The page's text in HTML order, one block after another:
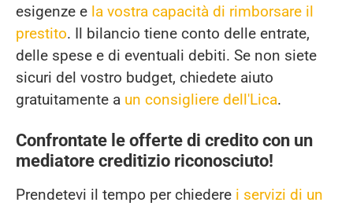
esigenze e la vostra capacità di rimborsare il
prestito. Il bilancio tiene conto delle entrate,
delle spese e di eventuali debiti. Se non siete
sicuri del vostro budget, chiedete aiuto
gratuitamente a un consigliere dell'Lica.
Confrontate le offerte di credito con un
mediatore creditizio riconosciuto!
Prendetevi il tempo per chiedere i servizi di un